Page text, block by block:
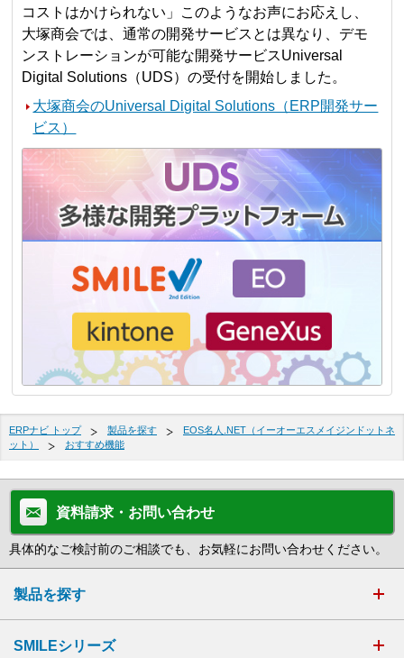
コストはかけられない」このようなお声にお応えし、
大塚商会では、通常の開発サービスとは異なり、デモ
ンストレーションが可能な開発サービスUniversal
Digital Solutions（UDS）の受付を開始しました。
大塚商会のUniversal Digital Solutions（ERP開発サー
ビス）
ERPナビ トップ 製品を探す
EOS名人.NET（イーオーエスメイジンドットネ
ット）
おすすめ機能
資料請求・お問い合わせ
具体的なご検討前のご相談でも、お気軽にお問い合わせください。
製品を探す
SMILEシリーズ